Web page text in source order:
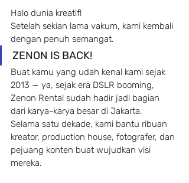
Halo dunia kreatif!
Setelah sekian lama vakum, kami kembali
dengan penuh semangat.
ZENON IS BACK!
Buat kamu yang udah kenal kami sejak
2013 — ya, sejak era DSLR booming,
Zenon Rental sudah hadir jadi bagian
dari karya-karya besar di Jakarta.
Selama satu dekade, kami bantu ribuan
kreator, production house, fotografer, dan
pejuang konten buat wujudkan visi
mereka.